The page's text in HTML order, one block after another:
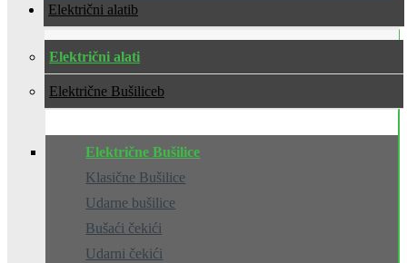
Električni alati
Električni alati
Električne Bušilice
Električne Bušilice
Klasične Bušilice
Udarne bušilice
Bušaći čekići
Udarni čekići